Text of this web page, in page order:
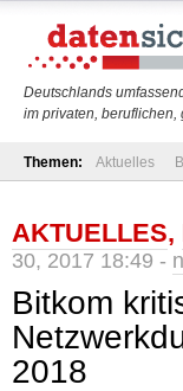
Deutschlands
im privaten,
Themen: Aktuelles
AKTUELLES,
30, 2017 18:49 -
Bitkom
2018